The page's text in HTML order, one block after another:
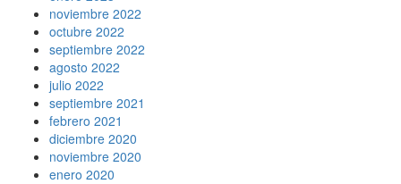
noviembre 2022
octubre 2022
septiembre 2022
agosto 2022
julio 2022
septiembre 2021
febrero 2021
diciembre 2020
noviembre 2020
enero 2020